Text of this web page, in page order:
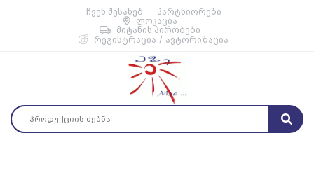
ჩვენ შესახებ
პარტნიორები
ლოკაცია
მიტანის პირობები
რეგისტრაცია / ავტორიზაცია